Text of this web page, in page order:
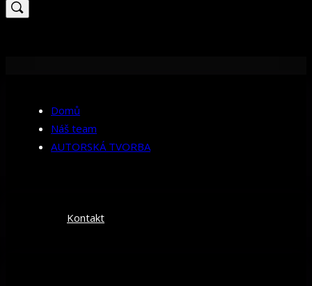
for:
Domů
Náš team
AUTORSKÁ TVORBA
Kontakt